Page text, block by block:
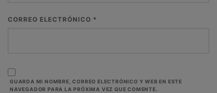
CORREO ELECTRÓNICO *
GUARDA MI NOMBRE, CORREO ELECTRÓNICO Y WEB EN ESTE
NAVEGADOR PARA LA PRÓXIMA VEZ QUE COMENTE.